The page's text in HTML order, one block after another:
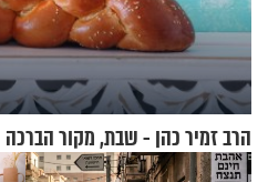
הרב זמיר כהן - שבת, מקור הברכה